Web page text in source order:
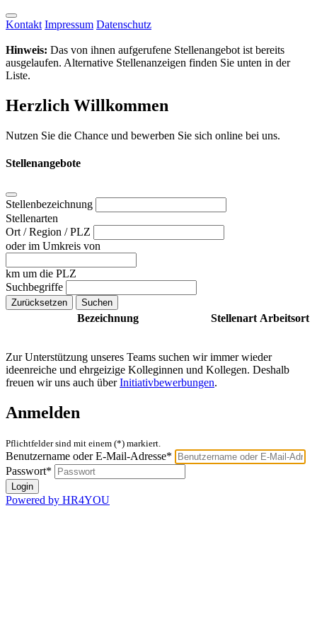
Kontakt Impressum Datenschutz
Hinweis: Das von ihnen aufgerufene Stellenangebot ist bereits
ausgelaufen. Alternative Stellenanzeigen finden Sie unten in der
Liste.
Herzlich Willkommen
Nutzen Sie die Chance und bewerben Sie sich online bei uns.
Stellenangebote
Stellenbezeichnung
Stellenarten
Ort / Region / PLZ
oder im Umkreis von
km um die PLZ
Suchbegriffe
Bezeichnung Stellenart Arbeitsort
Zur Unterstützung unseres Teams suchen wir immer wieder
ideenreiche und ehrgeizige Kolleginnen und Kollegen. Deshalb
freuen wir uns auch überInitiativbewerbungen.
Anmelden
Pflichtfelder sind mit einem (*) markiert.
Benutzername oder E-Mail-Adresse*
Passwort*
Powered by HR4YOU